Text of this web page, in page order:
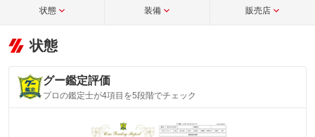
状態 装備 販売店
状態
グー鑑定評価
プロの鑑定士が4項目を5段階でチェック